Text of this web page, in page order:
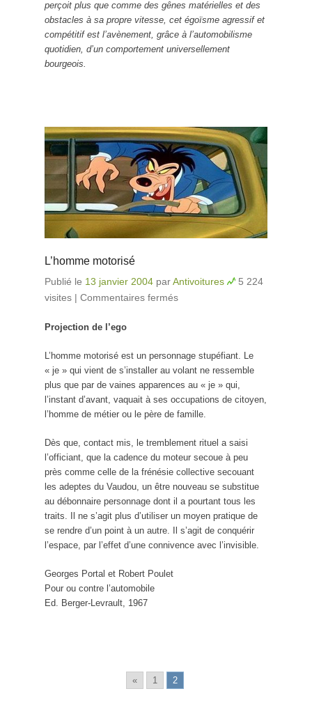
perçoit plus que comme des gênes matérielles et des
obstacles à sa propre vitesse, cet égoïsme agressif et
compétitif est l’avènement, grâce à l’automobilisme
quotidien, d’un comportement universellement
bourgeois.
L’homme motorisé
Publié le 13 janvier 2004 parAntivoitures
5 224
visites | Commentaires fermés
Projection de l’ego
L’homme motorisé est un personnage stupéfiant. Le
« je » qui vient de s’installer au volant ne ressemble
plus que par de vaines apparences au « je » qui,
l’instant d’avant, vaquait à ses occupations de citoyen,
l’homme de métier ou le père de famille.
Dès que, contact mis, le tremblement rituel a saisi
l’officiant, que la cadence du moteur secoue à peu
près comme celle de la frénésie collective secouant
les adeptes du Vaudou, un être nouveau se substitue
au débonnaire personnage dont il a pourtant tous les
traits. Il ne s’agit plus d’utiliser un moyen pratique de
se rendre d’un point à un autre. Il s’agit de conquérir
l’espace, par l’effet d’une connivence avec l’invisible.
Georges Portal et Robert Poulet
Pour ou contre l’automobile
Ed. Berger-Levrault, 1967
« 1 2